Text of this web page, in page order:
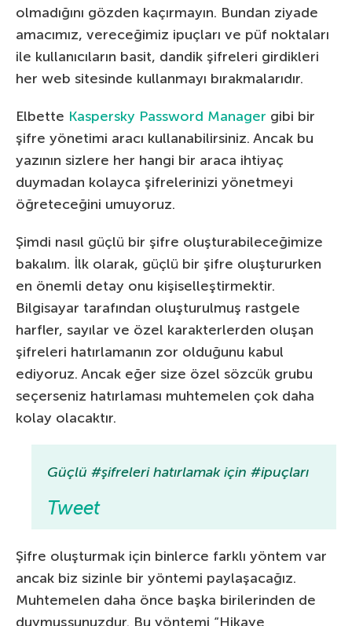
olmadığını gözden kaçırmayın. Bundan ziyade
amacımız, vereceğimiz ipuçları ve püf noktaları
ile kullanıcıların basit, dandik şifreleri girdikleri
her web sitesinde kullanmayı bırakmalarıdır.
Elbette Kaspersky Password Manager gibi bir
şifre yönetimi aracı kullanabilirsiniz. Ancak bu
yazının sizlere her hangi bir araca ihtiyaç
duymadan kolayca şifrelerinizi yönetmeyi
öğreteceğini umuyoruz.
Şimdi nasıl güçlü bir şifre oluşturabileceğimize
bakalım. İlk olarak, güçlü bir şifre oluştururken
en önemli detay onu kişiselleştirmektir.
Bilgisayar tarafından oluşturulmuş rastgele
harfler, sayılar ve özel karakterlerden oluşan
şifreleri hatırlamanın zor olduğunu kabul
ediyoruz. Ancak eğer size özel sözcük grubu
seçerseniz hatırlaması muhtemelen çok daha
kolay olacaktır.
Güçlü #şifreleri hatırlamak için #ipuçları
Tweet
Şifre oluşturmak için binlerce farklı yöntem var
ancak biz sizinle bir yöntemi paylaşacağız.
Muhtemelen daha önce başka birilerinden de
duymuşsunuzdur. Bu yöntemi “Hikaye